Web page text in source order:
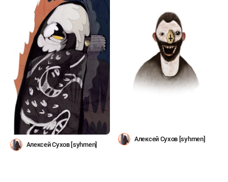
Алексей Сухов [syhmen]
Алексей Сухов [syhmen]